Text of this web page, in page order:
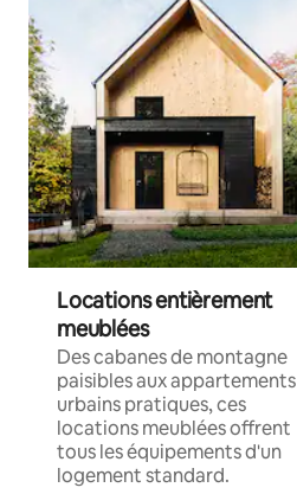
Locations entièrement
meublées
Des cabanes de montagne
paisibles aux appartements
urbains pratiques, ces
locations meublées offrent
tous les équipements d'un
logement standard.